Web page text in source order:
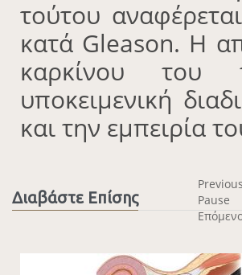
τούτου
κατά Gleason. Η
καρκίνου του
υποκειμενική
και την εμπειρία
Διαβάστε Επίσης
Previous
Pause